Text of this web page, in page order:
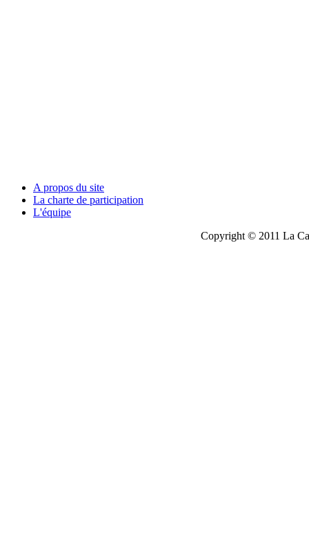
A propos du site
La charte de participation
L'équipe
Copyright © 2011 La